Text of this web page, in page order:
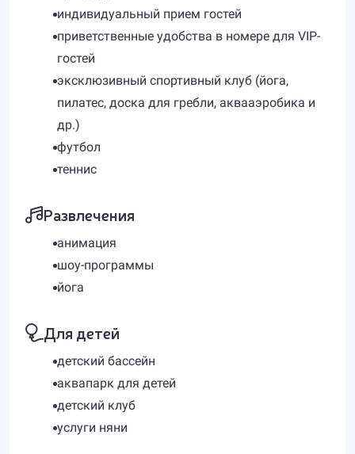
индивидуальный прием гостей
приветственные удобства в номере для VIP-
гостей
эксклюзивный спортивный клуб (йога,
пилатес, доска для гребли, аквааэробика и
др.)
футбол
теннис
Развлечения
анимация
шоу-программы
йога
Для детей
детский бассейн
аквапарк для детей
детский клуб
услуги няни